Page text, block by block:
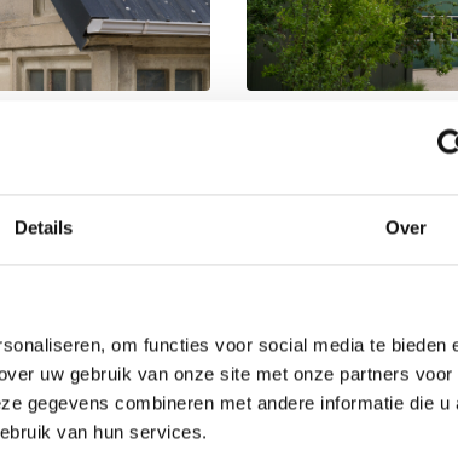
Details Over
om functies voor social media te bieden
uw gebruik van onze site met onze partners voor
gegevens combineren met andere informatie die u
van hun services.